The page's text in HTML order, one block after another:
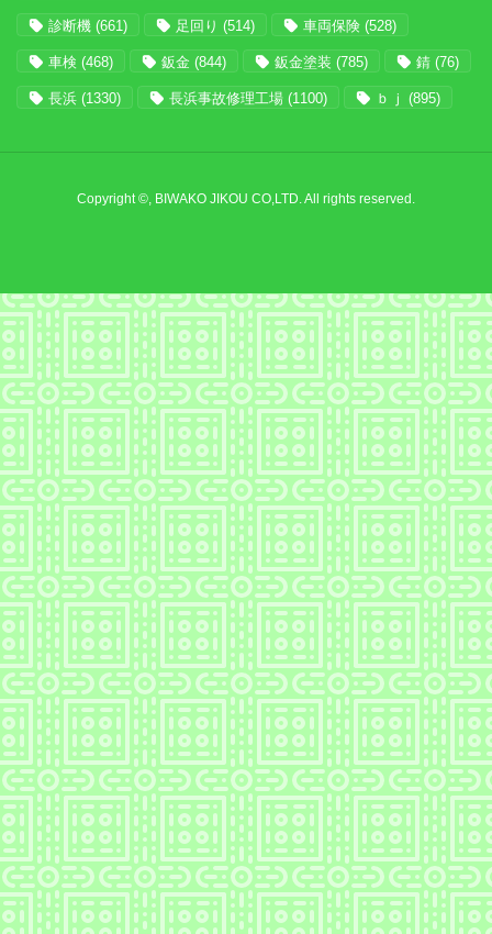
診断機 (661) 足回り (514) 車両保険 (528)
車検 (468) 鈑金 (844) 鈑金塗装 (785) 錆 (76)
長浜 (1330) 長浜事故修理工場 (1100) ｂｊ (895)
Copyright ©, BIWAKO JIKOU CO,LTD. All rights reserved.